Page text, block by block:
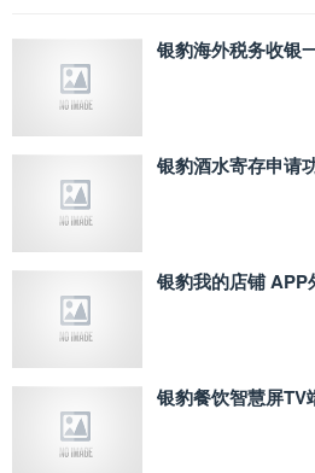
银豹海外税务收银
银豹酒水寄存申请
银豹我的店铺 APP
银豹餐饮智慧屏TV